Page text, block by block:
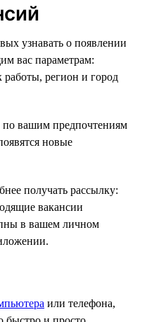
узнавать о появлении
вас параметрам:
работы, регион и город
по вашим предпочтениям
новые
получать рассылку:
вакансии
в вашем личном
или телефона,